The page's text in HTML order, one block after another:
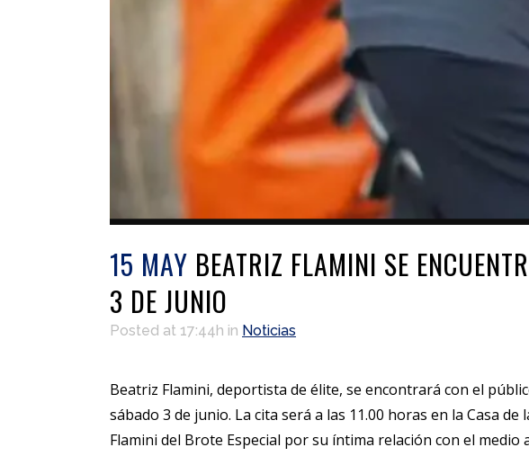
15 MAY BEATRIZ FLAMINI SE
3 DE JUNIO
Posted at 17:44h in Noticias
Beatriz Flamini, deportista de élite, se encontrará con el
sábado 3 de junio. La cita será a las 11.00 horas en la Casa
Flamini del Brote Especial por su íntima relación con el medio